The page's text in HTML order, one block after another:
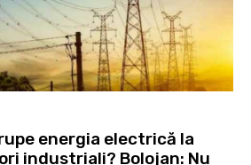
energia electrică la
industriali? Bolojan: Nu